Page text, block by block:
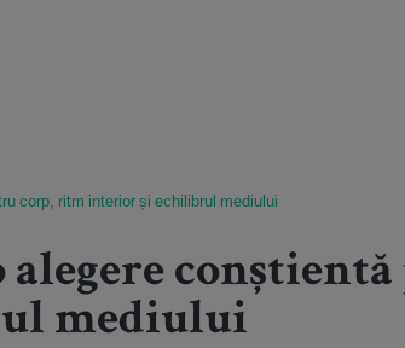
corp, ritm interior și echilibrul mediului
mediului